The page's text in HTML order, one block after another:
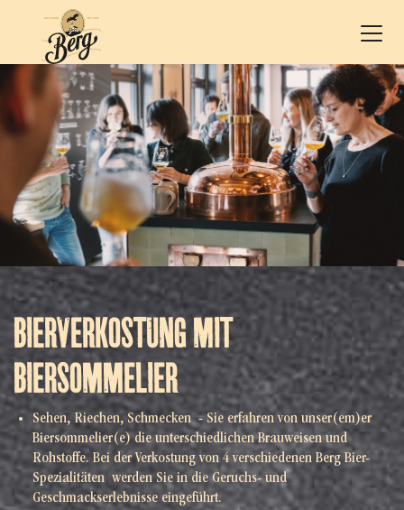
BIERVERKOSTUNG MIT
BIERSOMMELIER
Sehen, Riechen, Schmecken - Sie erfahren von unser(em)er
Biersommelier(e) die unterschiedlichen Brauweisen und
Rohstoffe. Bei der Verkostung von 4 verschiedenen Berg Bier-
Spezialitäten werden Sie in die Geruchs- und
Geschmackserlebnisse eingeführt.